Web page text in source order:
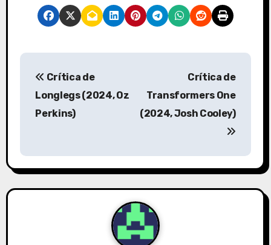
N
g
a
Crítica de
Longlegs (2024, Oz
Perkins)
Crítica de
Transformers One
(2024, Josh Cooley)